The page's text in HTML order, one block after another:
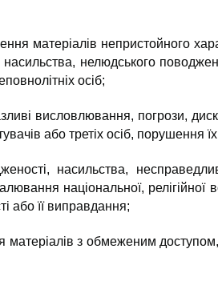
матеріалів непристойного
насильства, нелюдського
осіб;
висловлювання, погрози,
або третіх осіб, порушення
насильства,
національної,
або її виправдання;
матеріалів з обмеженим